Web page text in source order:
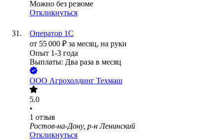
Можно без резюме
Откликнуться
Оператор 1С
от 55 000 ₽ за месяц, на руки
Опыт 1-3 года
Выплаты: Два раза в месяц
ООО Агрохолдинг Техмаш
5.0
•
1 отзыв
Ростов-на-Дону, р-н Ленинский
Откликнуться